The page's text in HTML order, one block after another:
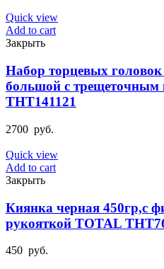
Quick view
Add to cart
Закрыть
Набор торцевых
большой с
THT141121
2700 руб.
Quick view
Add to cart
Закрыть
Киянка черная 450гр,с
рукояткой TOTAL
450 руб.